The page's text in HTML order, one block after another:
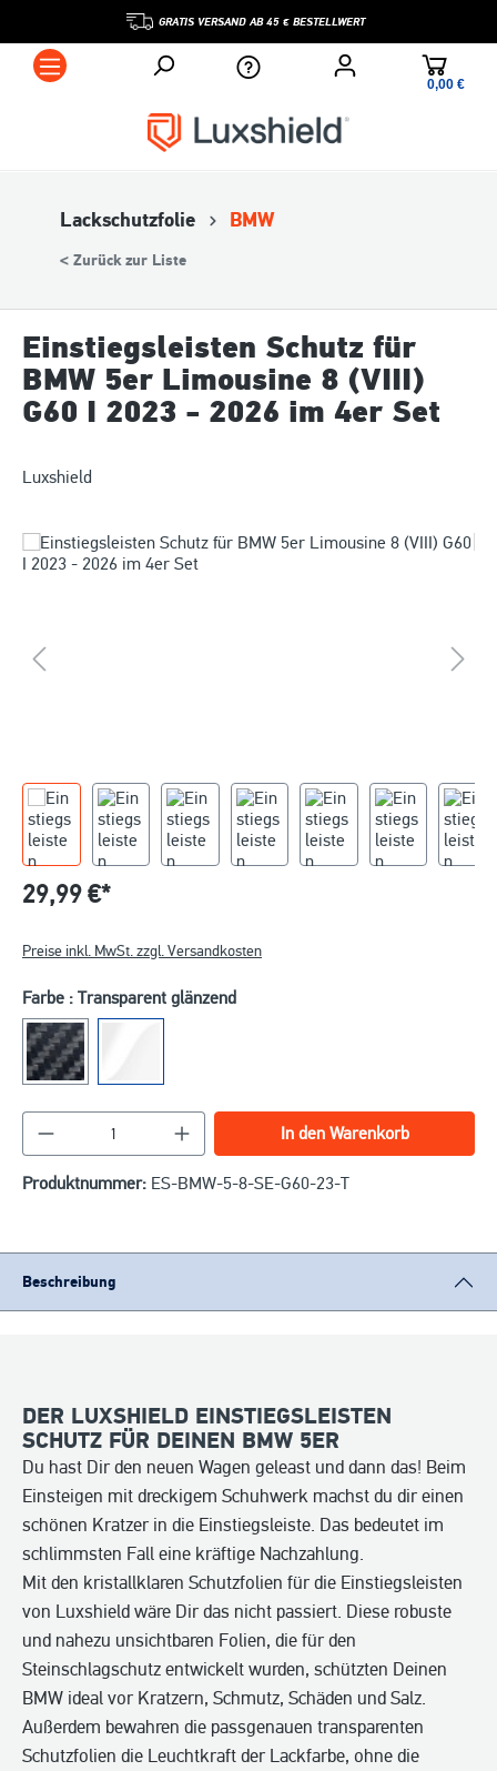
GRATIS VERSAND AB 45 € BESTELLWERT
0,00 €*
Lackschutzfolie BMW
< Zurück zur Liste
Einstiegsleisten Schutz für
BMW 5er Limousine 8 (VIII)
G60 I 2023 - 2026 im 4er Set
Luxshield
29,99 €*
Preise inkl. MwSt. zzgl. Versandkosten
Farbe : Transparent glänzend
Produkt Anzahl: Gib den gewünschten Wert
In den Warenkorb
Produktnummer: ES-BMW-5-8-SE-G60-23-T
Beschreibung
DER LUXSHIELD EINSTIEGSLEISTEN
SCHUTZ FÜR DEINEN BMW 5ER
Du hast Dir den neuen Wagen geleast und dann das! Beim
Einsteigen mit dreckigem Schuhwerk machst du dir einen
schönen Kratzer in die Einstiegsleiste. Das bedeutet im
schlimmsten Fall eine kräftige Nachzahlung.
Mit den kristallklaren Schutzfolien für die Einstiegsleisten
von Luxshield wäre Dir das nicht passiert. Diese robuste
und nahezu unsichtbaren Folien, die für den
Steinschlagschutz entwickelt wurden, schützten Deinen
BMW ideal vor Kratzern, Schmutz, Schäden und Salz.
Außerdem bewahren die passgenauen transparenten
Schutzfolien die Leuchtkraft der Lackfarbe, ohne die